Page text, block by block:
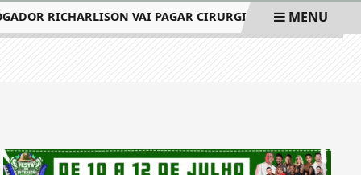
RICHARLISON VAI PAGAR CIRURGIA DE PETROLINENSE
MENU